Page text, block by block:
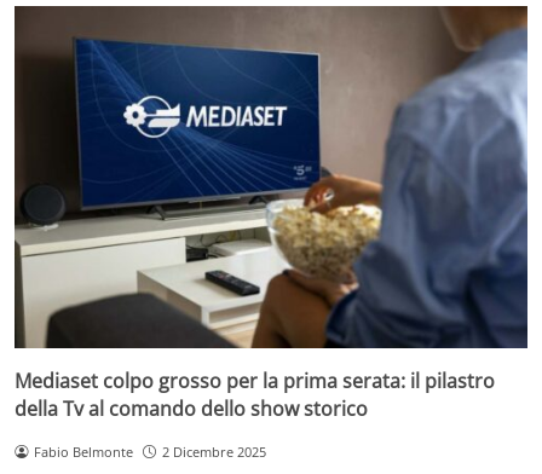
Mediaset colpo grosso per la prima serata: il pilastro
della Tv al comando dello show storico
Fabio Belmonte 2 Dicembre 2025